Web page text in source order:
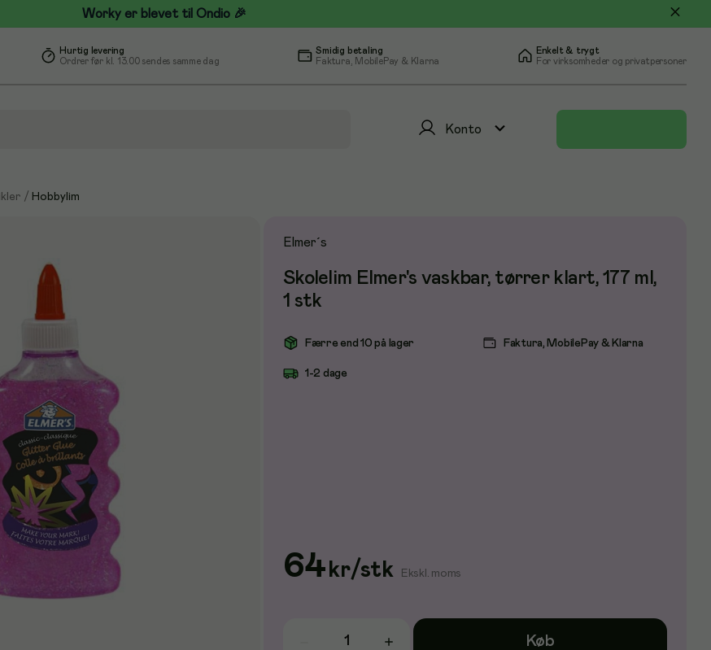
Worky er blevet til Ondio 🎉
Hurtig levering
Ordrer før kl. 13.00 sendes samme dag
Smidig betaling
Faktura, MobilePay & Klarna
Enkelt & trygt
For virksomheder og privatpersoner
Konto
/ Hobbylim
Elmer´s
Skolelim Elmer's vaskbar, tørrer klart, 177 ml,
1 stk
Færre end 10 på lager
1-2 dage
Faktura, MobilePay & Klarna
64 kr/stk Ekskl. moms
Køb